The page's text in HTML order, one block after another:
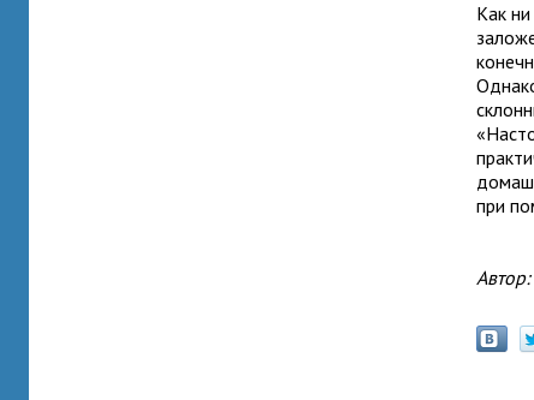
Как
при
Автор: